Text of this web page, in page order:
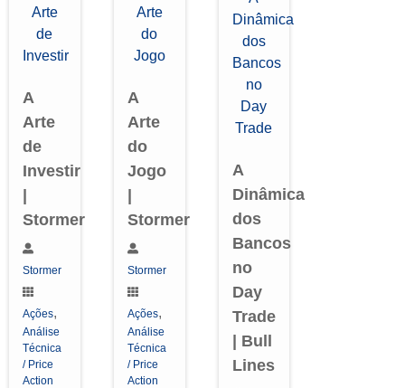
A
Arte
de
Investir
Stormer
Stormer
Ações,
Análise
Técnica
/ Price
Action
A
Arte
do
Jogo
Stormer
Stormer
Ações,
Análise
Técnica
/ Price
Action
A
Dinâmica
dos
Bancos
no
Day
Trade
| Bull
Lines